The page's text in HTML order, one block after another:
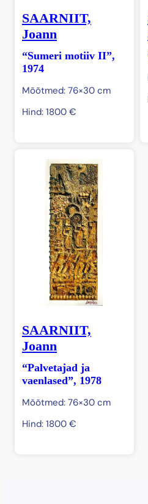
SAARNIIT,
Joann
“Sumeri motiiv II”,
1974
Mõõtmed: 76×30 cm
Hind: 1800 €
SAARNIIT,
Joann
“Palvetajad ja
vaenlased”, 1978
Mõõtmed: 76×30 cm
Hind: 1800 €